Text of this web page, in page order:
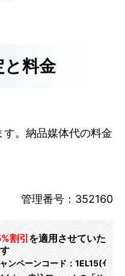
と料金
。納品媒体代の料金
管理番号：352160
割引 を適用させていた
ンペーンコード：1EL15(ｲ